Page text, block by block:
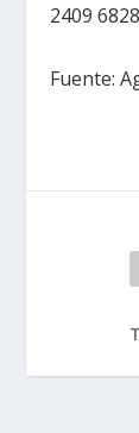
2409
Fuente: